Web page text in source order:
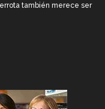
también merece ser